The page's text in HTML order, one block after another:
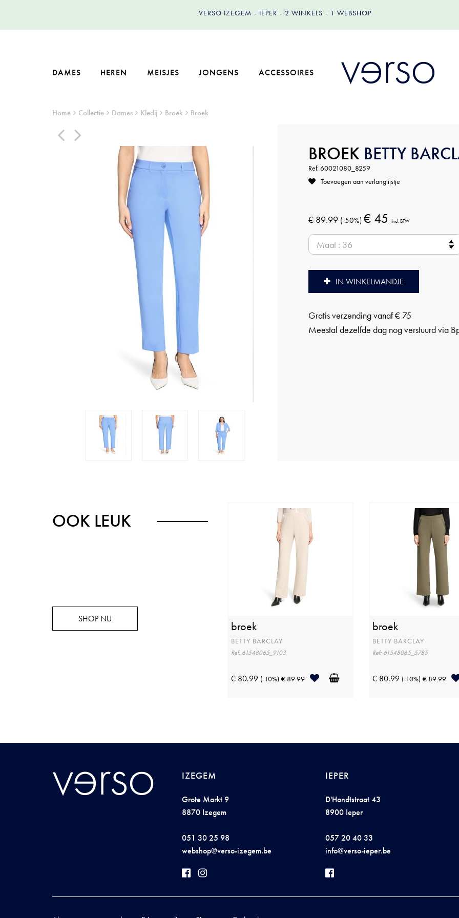
VERSO IZEGEM IEPER 2 WINKELS 1 WEBSHOP
DAMES HEREN MEISJES JONGENS ACCESSOIRES
Home Collectie Dames Kledij Broek Broek
BROEK BETTY
Ref: 60021080_8259
Toevoegen aan verlanglijstje
€ 89.99(-50%) € 45 Incl. BTW
IN WINKELMANDJE
Gratis verzending vanaf € 75
Meestal dezelfde dag nog verstuurd via
OOK LEUK
SHOP NU
broek
BETTY BARCLAY
Ref: 61548065_9103
€ 80.99 (-10%) € 89.99
broek
BETTY BARCLAY
Ref: 61548065_5785
€ 80.99 (-10%) € 89.99
IZEGEM
Grote Markt 9
8870 Izegem
051 30 25 98
webshop@verso-izegem.be
IEPER
D'Hondtstraat 43
8900 Ieper
057 20 40 33
info@verso-ieper.be